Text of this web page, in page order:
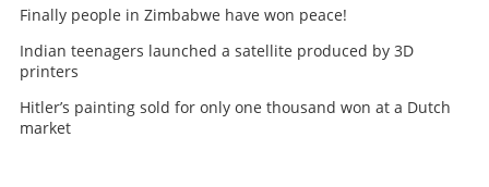
Finally people in Zimbabwe have won peace!
Indian teenagers launched a satellite produced by 3D
printers
Hitler’s painting sold for only one thousand won at a Dutch
market